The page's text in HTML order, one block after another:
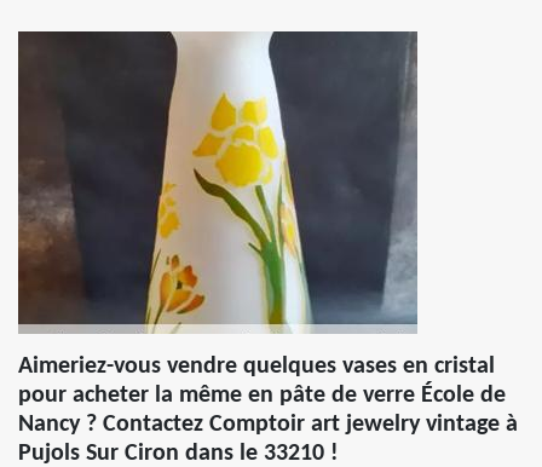
Aimeriez-vous vendre quelques vases en cristal
pour acheter la même en pâte de verre École de
Nancy ? Contactez Comptoir art jewelry vintage à
Pujols Sur Ciron dans le 33210 !